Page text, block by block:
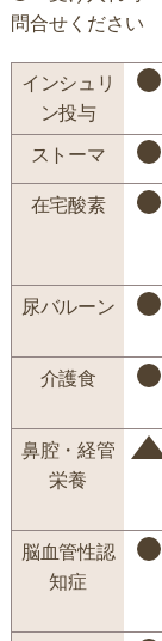
問合せください
インシュリ
ン投与
ストーマ
在宅酸素
尿バルーン
介護食
鼻腔・経管
栄養
脳血管性認
知症